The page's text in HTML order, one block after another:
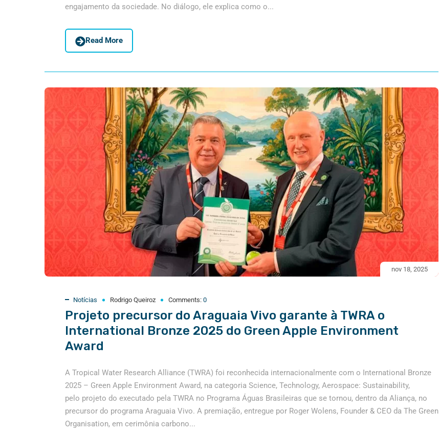
engajamento da sociedade. No diálogo, ele explica como o...
Read More
nov 18, 2025
Notícias Rodrigo Queiroz Comments: 0
Projeto precursor do Araguaia Vivo garante à TWRA o
International Bronze 2025 do Green Apple Environment
Award
A Tropical Water Research Alliance (TWRA) foi reconhecida internacionalmente com o International Bronze
2025 – Green Apple Environment Award, na categoria Science, Technology, Aerospace: Sustainability,
pelo projeto do executado pela TWRA no Programa Águas Brasileiras que se tornou, dentro da Aliança, no
precursor do programa Araguaia Vivo. A premiação, entregue por Roger Wolens, Founder & CEO da The Green
Organisation, em cerimônia carbono...